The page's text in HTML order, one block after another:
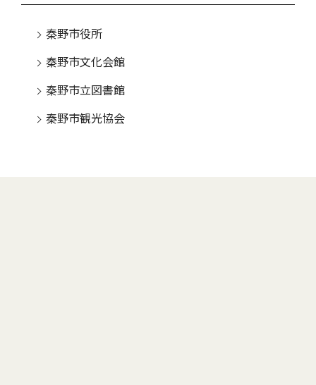
秦野市役所
秦野市文化会館
秦野市立図書館
秦野市観光協会